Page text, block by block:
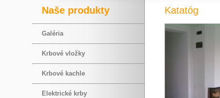
Naše produkty
Galéria
Krbové vložky
Krbové kachle
Elektrické krby
Katatóg